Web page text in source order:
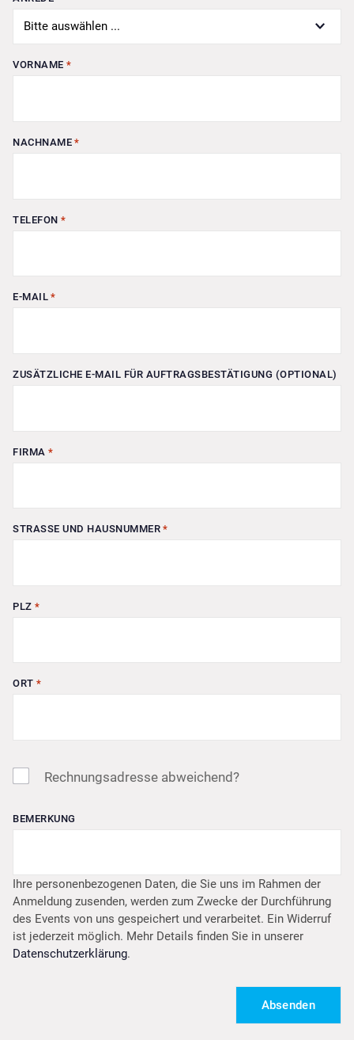
VORNAME *
NACHNAME *
TELEFON *
E-MAIL *
ZUSÄTZLICHE E-MAIL FÜR AUFTRAGSBESTÄTIGUNG (OPTIONAL)
FIRMA *
STRASSE UND HAUSNUMMER *
PLZ *
ORT *
Rechnungsadresse abweichend?
BEMERKUNG
Ihre personenbezogenen Daten, die Sie uns im Rahmen der
Anmeldung zusenden, werden zum Zwecke der Durchführung
des Events von uns gespeichert und verarbeitet. Ein Widerruf
ist jederzeit möglich. Mehr Details finden Sie in unserer
Datenschutzerklärung.